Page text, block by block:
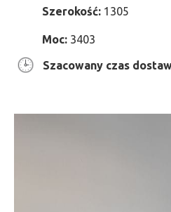
Szerokość: 1305
Moc: 3403
Szacowany czas